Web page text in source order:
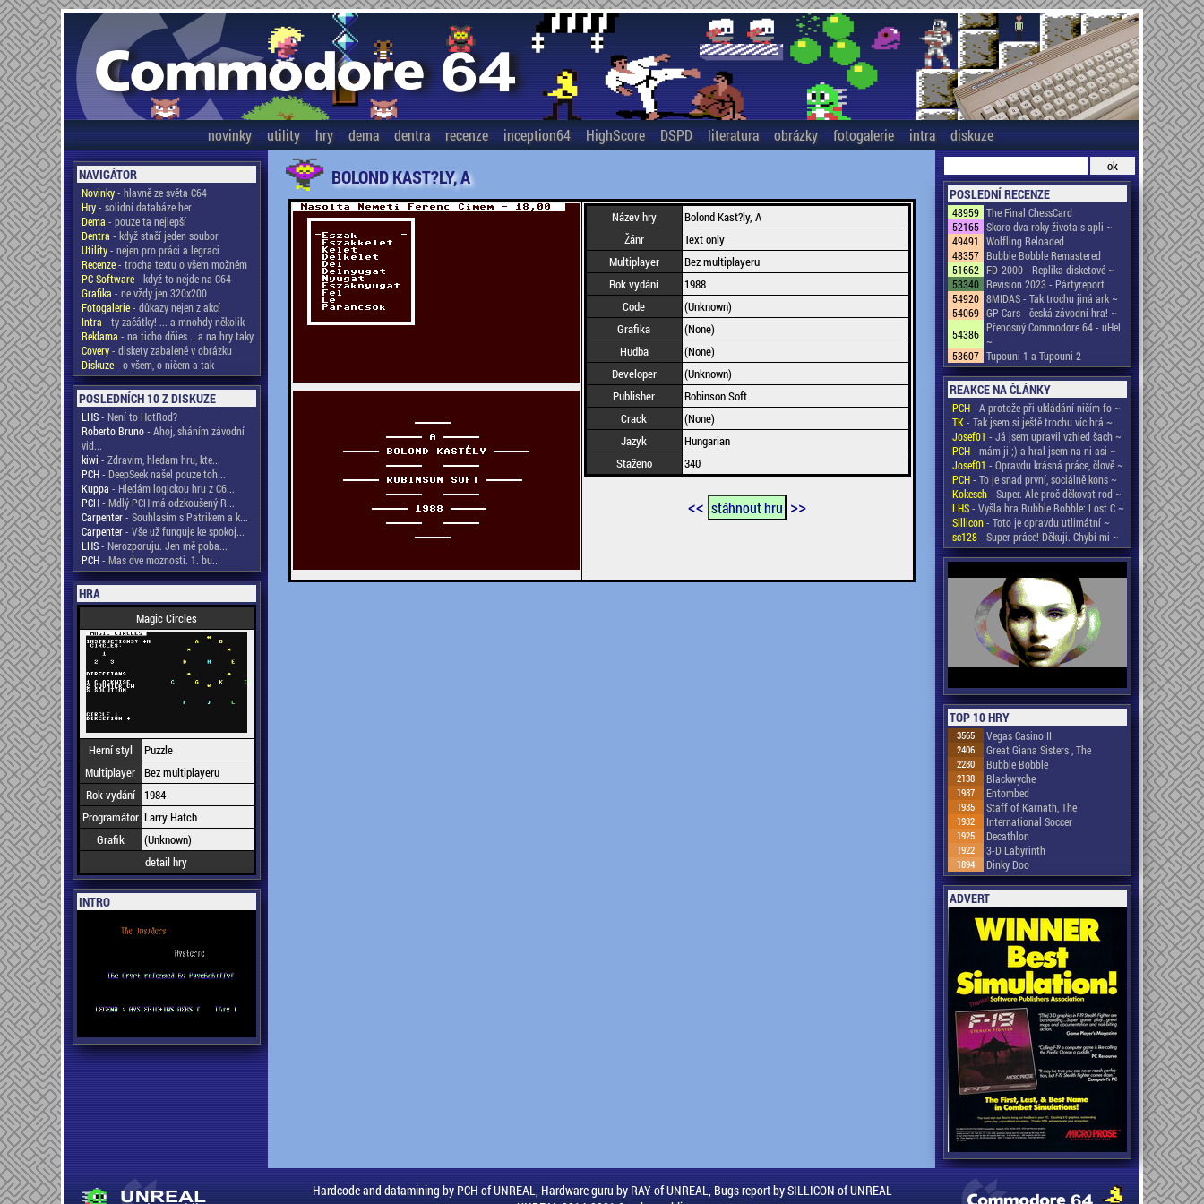
novinky utility hry dema dentra recenze inception64 HighScore DSPD literatura obrázky fotogalerie intra diskuze
NAVIGÁTOR
Novinky- hlavně ze světa C64
Hry- solidní databáze her
Dema - pouze ta nejlepší
Dentra - když stačí jeden soubor
Utility- nejen pro práci a legraci
Recenze- trocha textu o všem možném
PC Software- když to nejde na C64
Grafika - ne vždy jen 320x200
Fotogalerie- důkazy nejen z akcí
Intra - ty začátky! ... a mnohdy několik
Reklama - na ticho dňies .. a na hry taky
Covery- diskety zabalené v obrázku
Diskuze- o všem, o ničem a tak
POSLEDNÍCH 10 Z DISKUZE
LHS- Není to HotRod?
Roberto Bruno- Ahoj, sháním závodní
vid...
kiwi - Zdravim, hledam hru, kte...
PCH- DeepSeek našel pouze toh...
Kuppa - Hledám logickou hru z C6...
PCH- Mdlý PCH má odzkoušený R...
Carpenter- Souhlasím s Patrikem a k...
Carpenter- Vše už funguje ke spokoj...
LHS- Nerozporuju. Jen mě poba...
PCH- Mas dve moznosti. 1. bu...
HRA
Magic Circles
Herní styl
Puzzle
Multiplayer Bez multiplayeru
Rok vydání
1984
Programátor Larry Hatch
Grafik
(Unknown)
detail hry
INTRO
BOLOND KAST?LY, A
Název hry
Bolond Kast?ly, A
Žánr
Text only
Multiplayer
Bez multiplayeru
Rok vydání
1988
Code
(Unknown)
Grafika
(None)
Hudba
(None)
Developer
(Unknown)
Publisher
Robinson Soft
Crack
(None)
Jazyk
Hungarian
Staženo
340
<< stáhnout hru >>
POSLEDNÍ RECENZE
48959 The Final ChessCard
52165 Skoro dva roky života s apli ~
49491
Wolfling Reloaded
48357 Bubble Bobble Remastered
51662 FD-2000 - Replika disketové ~
53340 Revision 2023 - Pártyreport
54920 8MIDAS - Tak trochu jiná ark ~
54069 GP Cars - česká závodní hra! ~
54386 Přenosný Commodore 64 - uHel
~
53607 Tupouni 1 a Tupouni 2
REAKCE NA ČLÁNKY
PCH- A protože při ukládání ničím fo ~
TK- Tak jsem si ještě trochu víc hrá ~
Josef01 - Já jsem upravil vzhled šach ~
PCH- mám ji ;) a hral jsem na ni asi ~
Josef01 - Opravdu krásná práce, člově ~
PCH- To je snad první, sociálně kons ~
Kokesch- Super. Ale proč děkovat rod ~
LHS- Vyšla hra Bubble Bobble: Lost C ~
Sillicon- Toto je opravdu utlimátní ~
sc128- Super práce! Děkuji. Chybí mi ~
TOP 10 HRY
3565 Vegas Casino II
2406 Great Giana Sisters , The
2280 Bubble Bobble
2138 Blackwyche
1987 Entombed
1935 Staff of Karnath, The
1932 International Soccer
1925 Decathlon
1922 3-D Labyrinth
1894 Dinky Doo
ADVERT
Hardcode and datamining by PCH of UNREAL, Hardware guru by RAY of UNREAL, Bugs report by SILLICON of UNREAL